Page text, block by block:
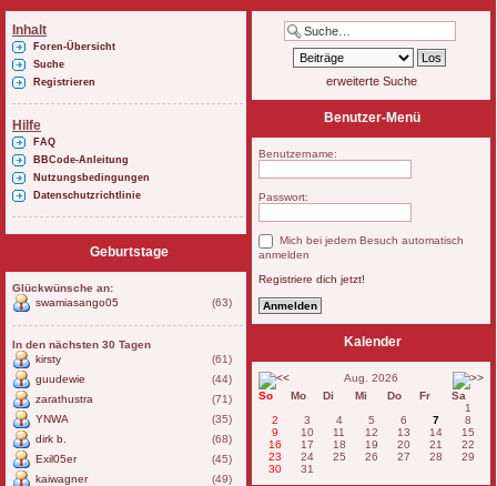
Inhalt
Foren-Übersicht
Suche
Registrieren
Hilfe
FAQ
BBCode-Anleitung
Nutzungsbedingungen
Datenschutzrichtlinie
Geburtstage
Glückwünsche an:
swamiasango05
(63)
In den nächsten 30 Tagen
kirsty
(61)
guudewie
(44)
zarathustra
(71)
YNWA
(35)
dirk b.
(68)
Exil05er
(45)
kaiwagner
(49)
erweiterte Suche
Benutzer-Menü
Benutzername:
Passwort:
Mich bei jedem Besuch automatisch
anmelden
Registriere dich jetzt!
Kalender
Aug. 2026
So
Mo Di Mi Do Fr
Sa
1
2
3 4 5 6 7
8
9
10 11 12 13 14
15
16
17 18 19 20 21
22
23
24 25 26 27 28
29
30
31